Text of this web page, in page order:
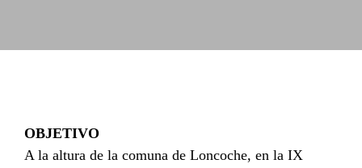
OBJETIVO
A la altura de la comuna de Loncoche, en la IX